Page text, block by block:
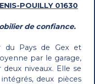
POUILLY 01630
de confiance.
du Pays de Gex et
par le garage,
niveaux. Elle se
deux pièces